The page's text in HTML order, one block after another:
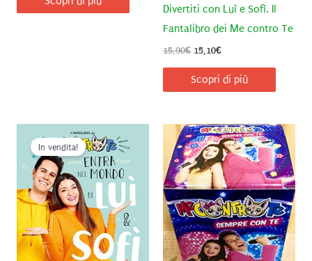
Divertiti con Luì e Sofì. Il
Fantalibro dei Me contro Te
15,90€ Il
originale
15,10€Il
attuale
Scopri di più
In vendita!